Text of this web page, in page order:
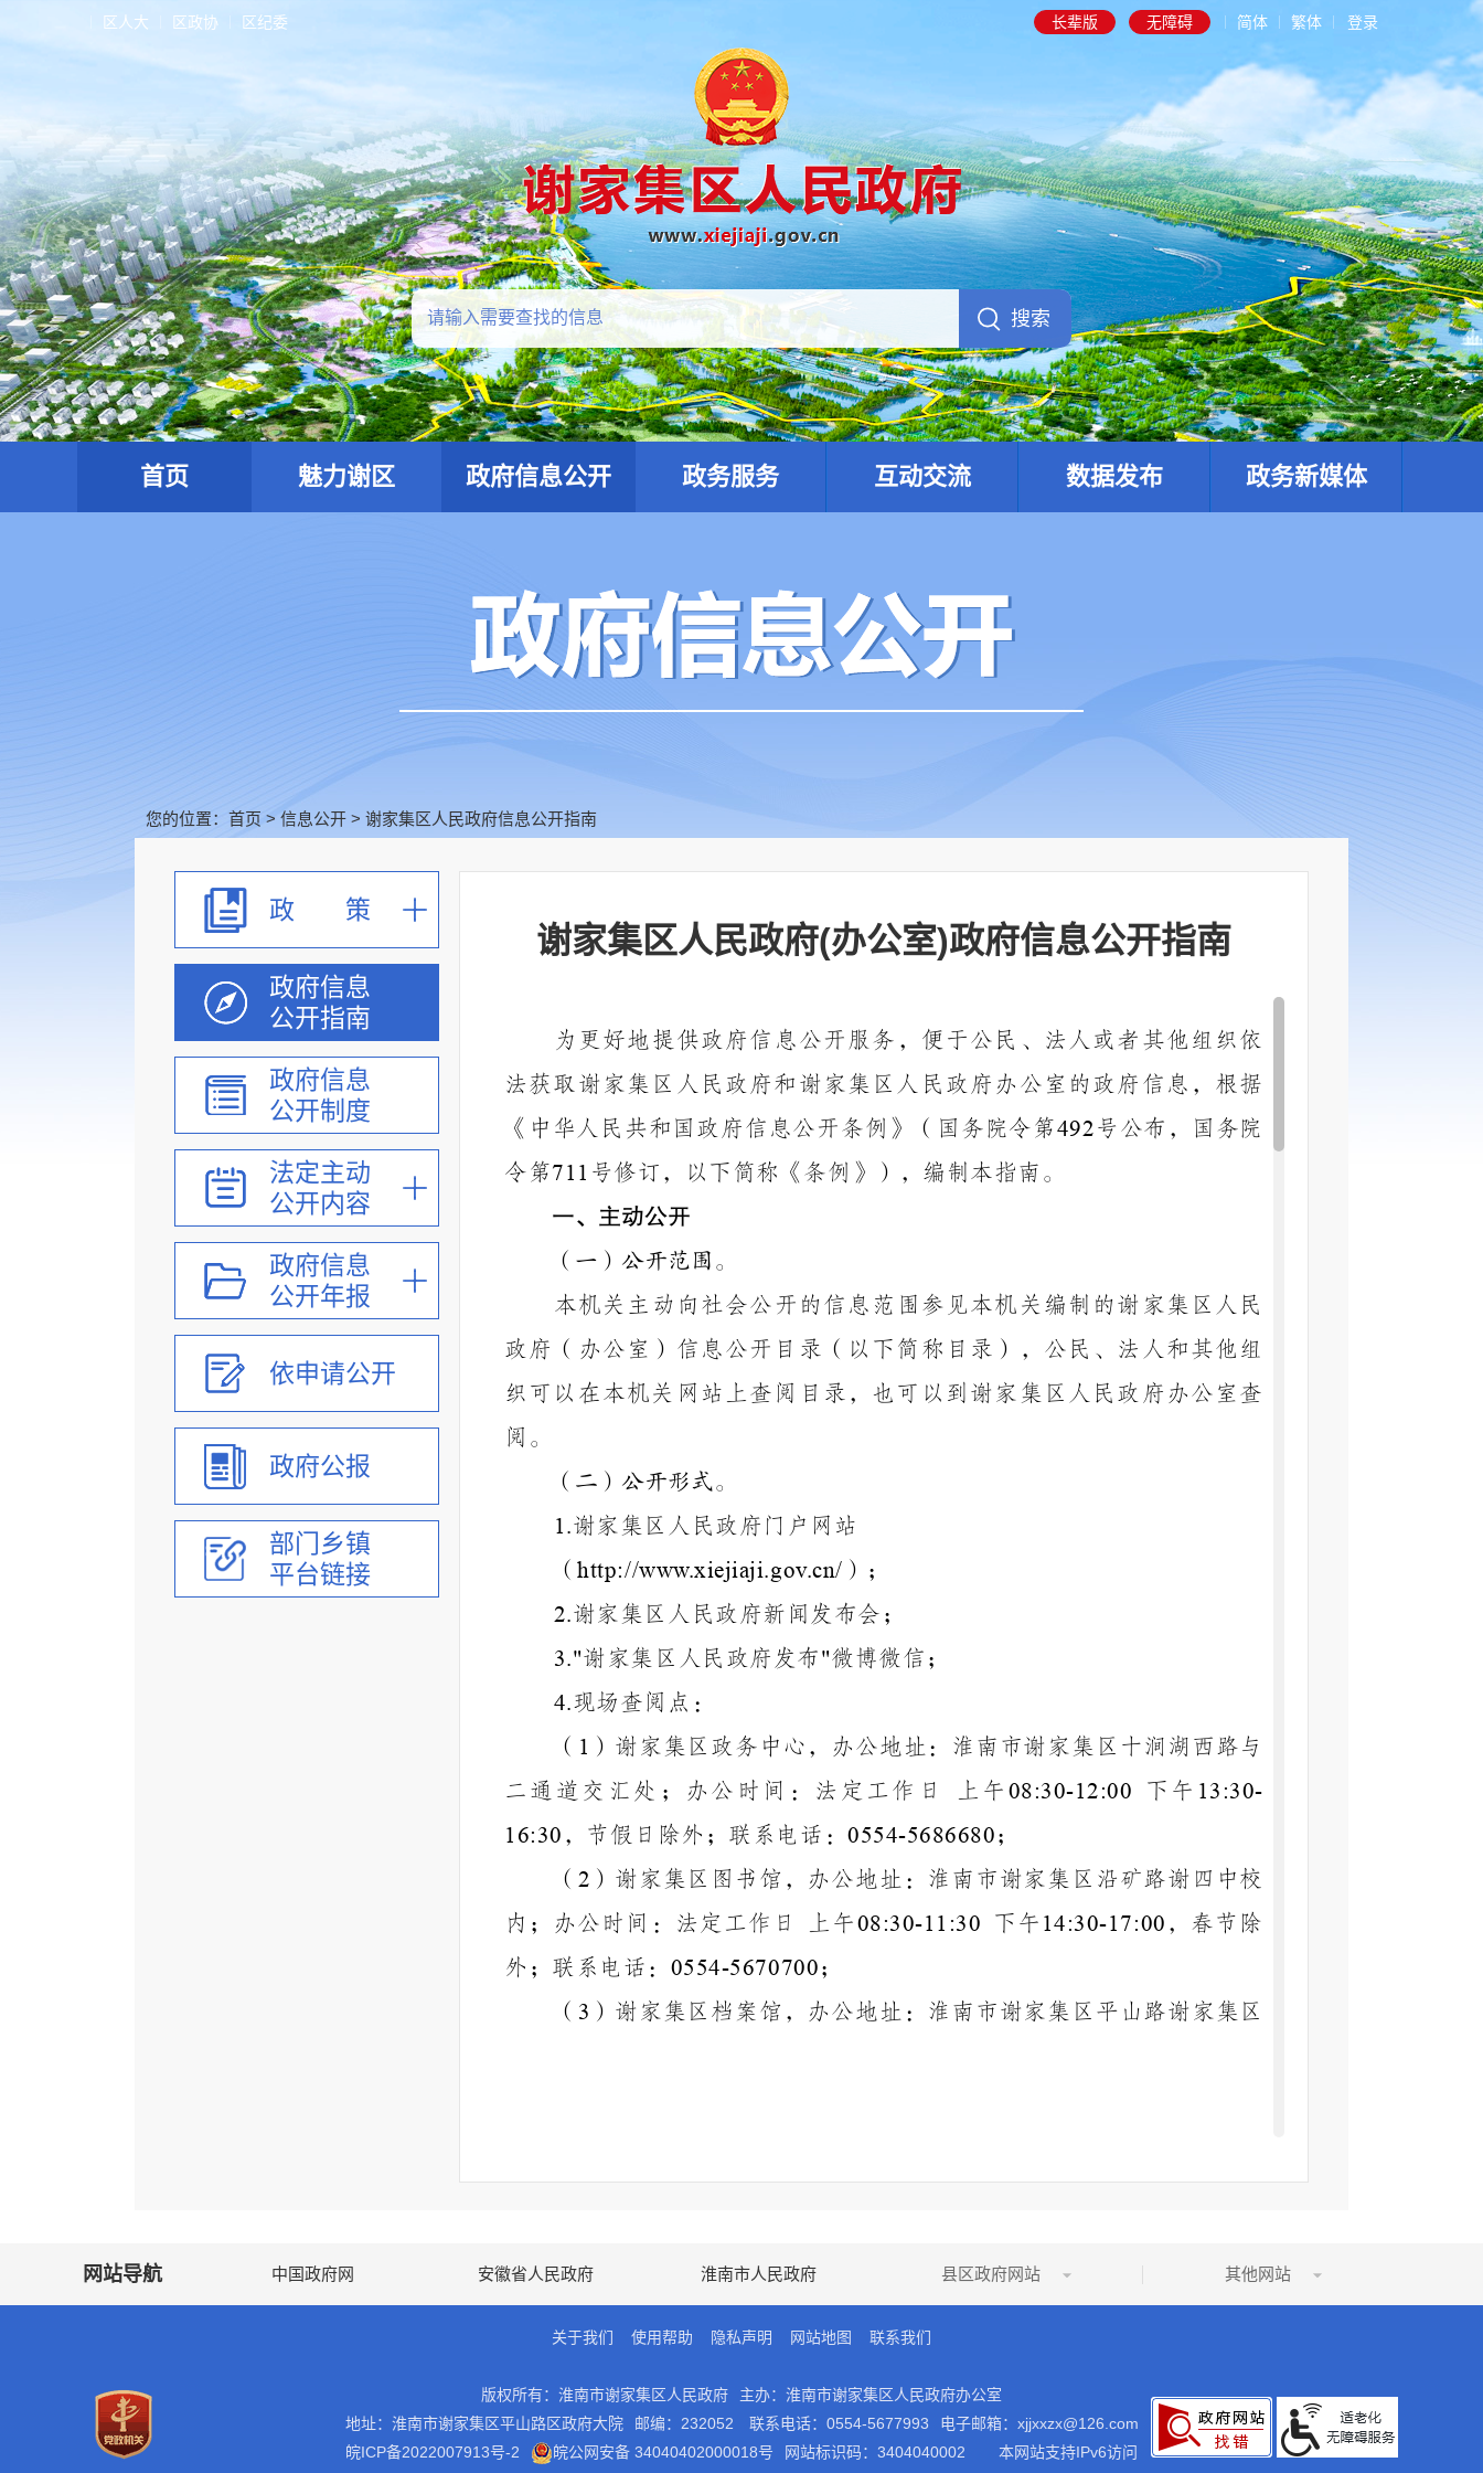
区人大 区政协 区纪委 长辈版 无障碍 简体 繁体 登录
首页 魅力谢区 政府信息公开 政务服务 互动交流 数据发布 政务新媒体
您的位置： 首页 > 信息公开 > 谢家集区人民政府信息公开指南
政 策
政府信息
公开指南
政府信息
公开制度
法定主动
公开内容
政府信息
公开年报
依申请公开
政府公报
部门乡镇
平台链接
谢家集区人民政府(办公室)政府信息公开指南
为更好地提供政府信息公开服务，便于公民、法人或者其他组织依
法获取谢家集区 人民 政府和谢家集区 人民 政府办公室 的政府信息，根据
《中华人民共和国政府信息公开条例》（国务院令第492号公布，国务院
令第711 号修订，以下简称《条例》），编制本指南。
一、主动公开
（一）公开范围。
本机关主动向社会公开的信息范围参见本机关编制的谢家集区人民
政府（办公室） 信息公开目录（以下简称目录），公民、法人和其他组
织可以在本机关网站上查阅目录，也可以到 谢家集区人民政府办公室查
阅。
（二）公开形式。
1.谢家集区人民政府门户网站
（http://www.xiejiaji.gov.cn/ ）；
2.谢家集区 人民政府新闻发布会；
3."谢家集区人民政府发布"微博微信；
4.现场查阅点：
（ 1 ）谢家集区政务中心，办公地址：淮南市谢家集区十涧湖西路与
二通道交汇处；办公时间：法定工作日
上午 08:30-12:00 下午 13:30-
16:30 ，节假日除外；联系电话：0554-5686680；
（ 2 ）谢家集区图书馆，办公地址：淮南市谢家集区沿矿路谢四中校
内；办公时间：法定工作日
上午08:30-11:30 下午 14:30-17:00 ，春节除
外；联系电话： 0554-5670700；
（ 3 ）谢家集区档案馆，办公地址：淮南市谢家集区平山路谢家集区
（三）政府信息编排体系。
要含以下要素：
1.索引号：索引号是为方便信息索取所编排的信息编码，每条信息有
唯一的信息索引号。
网站导航 中国政府网 安徽省人民政府 淮南市人民政府 县区政府网站 其他网站
关于我们 使用帮助 隐私声明 网站地图 联系我们
版权所有：淮南市谢家集区人民政府
主办：淮南市谢家集区人民政府办公室
地址：淮南市谢家集区平山路区政府大院
邮编：232052 联系电话：0554-5677993
电子邮箱：xjjxxzx@126.com
皖ICP备2022007913号-2
皖公网安备 34040402000018号 网站标识码：3404040002 本网站支持IPv6访问